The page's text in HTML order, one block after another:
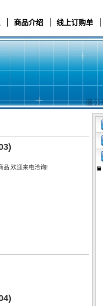
商品介绍 线上订购单
品,欢迎来电洽询!